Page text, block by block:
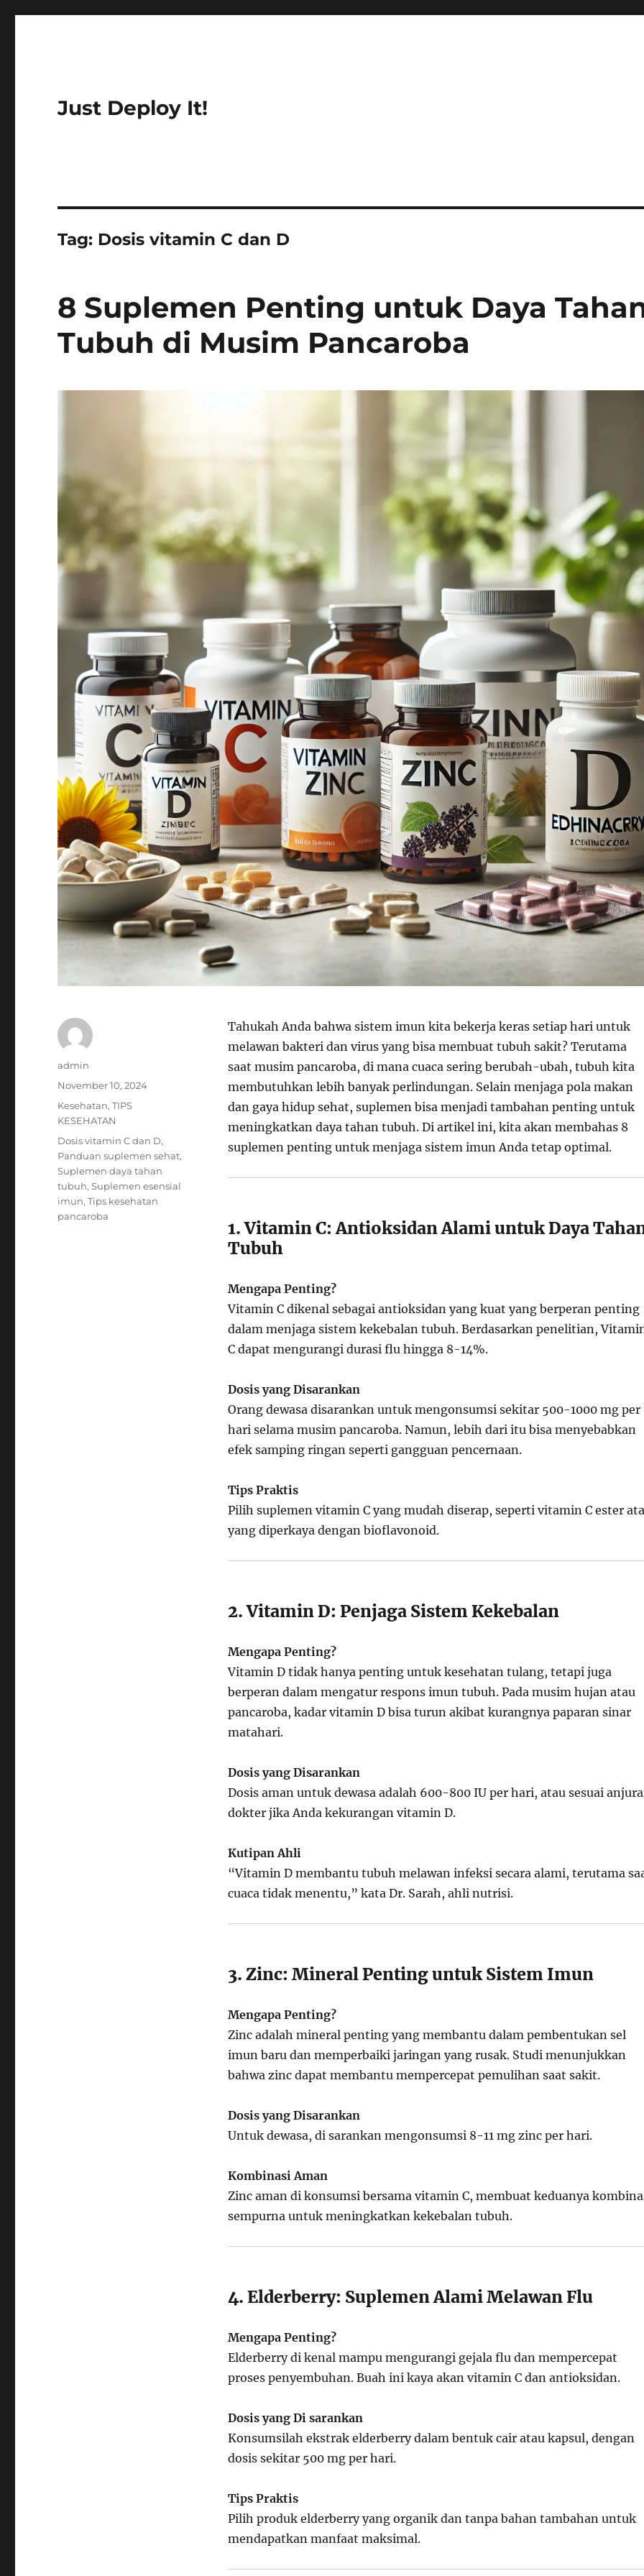
Just Deploy It!
Tag: Dosis vitamin C dan D
8 Suplemen Penting untuk Daya
Tubuh di Musim Pancaroba
Tahukah Anda bahwa sistem imun kita bekerja keras setiap hari untuk
melawan bakteri dan virus yang bisa membuat tubuh sakit? Terutama
saat musim pancaroba, di mana cuaca sering berubah-ubah, tubuh kita
membutuhkan lebih banyak perlindungan. Selain menjaga pola makan
dan gaya hidup sehat, suplemen bisa menjadi tambahan penting untuk
meningkatkan daya tahan tubuh. Di artikel ini, kita akan membahas 8
suplemen penting untuk menjaga sistem imun Anda tetap optimal.
1. Vitamin C: Antioksidan Alami untuk Daya
Tubuh
Mengapa Penting?
Vitamin C dikenal sebagai antioksidan yang kuat yang berperan penting
dalam menjaga sistem kekebalan tubuh. Berdasarkan penelitian,
C dapat mengurangi durasi flu hingga 8-14%.
Dosis yang Disarankan
Orang dewasa disarankan untuk mengonsumsi sekitar 500-1000 mg per
hari selama musim pancaroba. Namun, lebih dari itu bisa menyebabkan
efek samping ringan seperti gangguan pencernaan.
Tips Praktis
Pilih suplemen vitamin C yang mudah diserap, seperti vitamin C ester
yang diperkaya dengan bioflavonoid.
2. Vitamin D: Penjaga Sistem Kekebalan
Mengapa Penting?
Vitamin D tidak hanya penting untuk kesehatan tulang, tetapi juga
berperan dalam mengatur respons imun tubuh. Pada musim hujan atau
pancaroba, kadar vitamin D bisa turun akibat kurangnya paparan sinar
matahari.
Dosis yang Disarankan
Dosis aman untuk dewasa adalah 600-800 IU per hari, atau sesuai
dokter jika Anda kekurangan vitamin D.
Kutipan Ahli
“Vitamin D membantu tubuh melawan infeksi secara alami, terutama
cuaca tidak menentu,” kata Dr. Sarah, ahli nutrisi.
3. Zinc: Mineral Penting untuk Sistem Imun
Mengapa Penting?
Zinc adalah mineral penting yang membantu dalam pembentukan sel
imun baru dan memperbaiki jaringan yang rusak. Studi menunjukkan
bahwa zinc dapat membantu mempercepat pemulihan saat sakit.
Dosis yang Disarankan
Untuk dewasa, di sarankan mengonsumsi 8-11 mg zinc per hari.
Kombinasi Aman
Zinc aman di konsumsi bersama vitamin C, membuat keduanya
sempurna untuk meningkatkan kekebalan tubuh.
4. Elderberry: Suplemen Alami Melawan Flu
Mengapa Penting?
Elderberry di kenal mampu mengurangi gejala flu dan mempercepat
proses penyembuhan. Buah ini kaya akan vitamin C dan antioksidan.
Dosis yang Di sarankan
Konsumsilah ekstrak elderberry dalam bentuk cair atau kapsul, dengan
dosis sekitar 500 mg per hari.
Tips Praktis
Pilih produk elderberry yang organik dan tanpa bahan tambahan untuk
mendapatkan manfaat maksimal.
Author
admin
Posted
November 10, 2024
Categories
Kesehatan,TIPS
KESEHATAN
Tags
Dosis vitamin C dan D,
Panduan suplemen sehat,
Suplemen daya tahan
tubuh,Suplemen esensial
imun,Tips kesehatan
pancaroba